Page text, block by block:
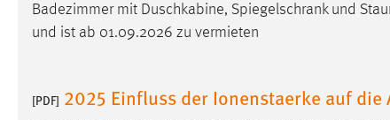
Badezimmer mit Duschkabine, Spiegelschrank und
und ist ab 01.09.2026 zu vermieten
[PDF] 2025 Einfluss der Ionenstaerke auf